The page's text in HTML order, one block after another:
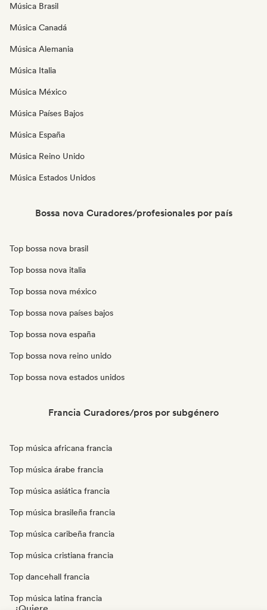
Música Brasil
Música Canadá
Música Alemania
Música Italia
Música México
Música Países Bajos
Música España
Música Reino Unido
Música Estados Unidos
Bossa nova Curadores/profesionales por país
Top bossa nova brasil
Top bossa nova italia
Top bossa nova méxico
Top bossa nova países bajos
Top bossa nova españa
Top bossa nova reino unido
Top bossa nova estados unidos
Francia Curadores/pros por subgénero
Top música africana francia
Top música árabe francia
Top música asiática francia
Top música brasileña francia
Top música caribeña francia
Top música cristiana francia
Top dancehall francia
Top música latina francia